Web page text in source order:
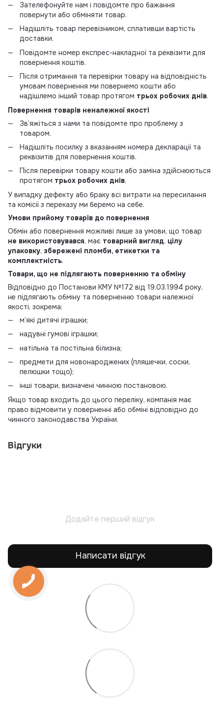
Зателефонуйте нам і повідомте про бажання
повернути або обміняти товар.
Надішліть товар перевізником, сплативши вартість
доставки.
Повідомте номер експрес-накладної та реквізити для
повернення коштів.
Після отримання та перевірки товару на відповідність
умовам повернення ми повернемо кошти або
надішлемо інший товар протягом трьох робочих днів.
Повернення товарів неналежної якості
Зв’яжіться з нами та повідомте про проблему з
товаром.
Надішліть посилку з вказанням номера декларації та
реквізитів для повернення коштів.
Після перевірки товару кошти або заміна здійснюються
протягом трьох робочих днів.
У випадку дефекту або браку всі витрати на пересилання
та комісії з переказу ми беремо на себе.
Умови прийому товарів до повернення
Обмін або повернення можливі лише за умови, що товар
не використовувався, має товарний вигляд, цілу
упаковку, збережені пломби, етикетки та
комплектність.
Товари, що не підлягають поверненню та обміну
Відповідно до Постанови КМУ №172 від 19.03.1994 року,
не підлягають обміну та поверненню товари належної
якості, зокрема:
м’які дитячі іграшки;
надувні гумові іграшки;
натільна та постільна білизна;
предмети для новонароджених (пляшечки, соски,
пелюшки тощо);
інші товари, визначені чинною постановою.
Якщо товар входить до цього переліку, компанія має
право відмовити у поверненні або обміні відповідно до
чинного законодавства України.
Відгуки
Додайте перший відгук
Написати відгук